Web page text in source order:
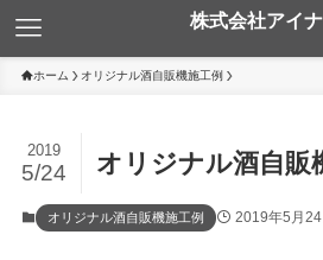
ホーム オリジナル酒自販機施工例
オリジナル酒自販
2019
5/24
オリジナル酒自販機施工例 2019年5月24